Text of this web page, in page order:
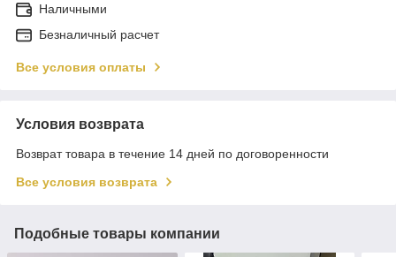
Наличными
Безналичный расчет
Все условия оплаты
Условия возврата
Возврат товара в течение 14 дней по договоренности
Все условия возврата
Подобные товары компании